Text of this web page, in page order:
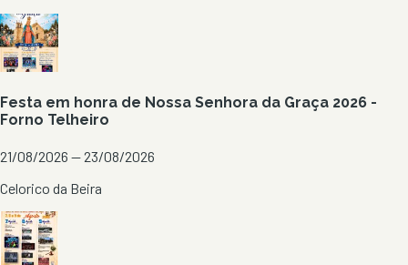
Festa em honra de Nossa Senhora da Graça 2026 -
Forno Telheiro
21/08/2026 — 23/08/2026
Celorico da Beira